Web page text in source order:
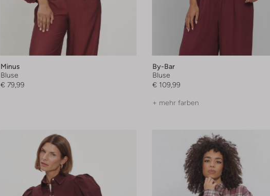
Minus
Bluse
€ 79,99
By-Bar
Bluse
€ 109,99
+ mehr farben